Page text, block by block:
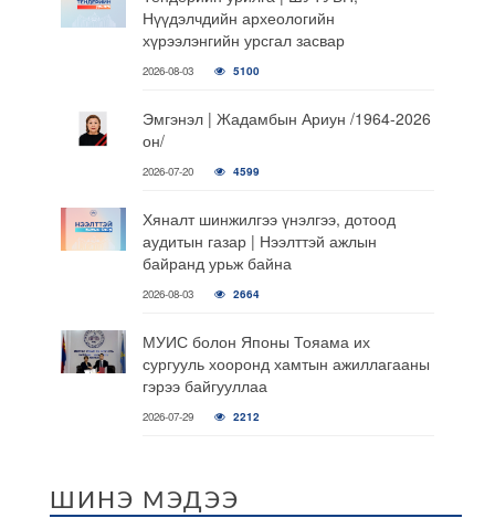
Нүүдэлчдийн археологийн
хүрээлэнгийн урсгал засвар
2026-08-03 5100
Эмгэнэл | Жадамбын Ариун /1964-2026
он/
2026-07-20 4599
Хяналт шинжилгээ үнэлгээ, дотоод
аудитын газар | Нээлттэй ажлын
байранд урьж байна
2026-08-03 2664
МУИС болон Японы Тояама их
сургууль хооронд хамтын ажиллагааны
гэрээ байгууллаа
2026-07-29 2212
ШИНЭ МЭДЭЭ